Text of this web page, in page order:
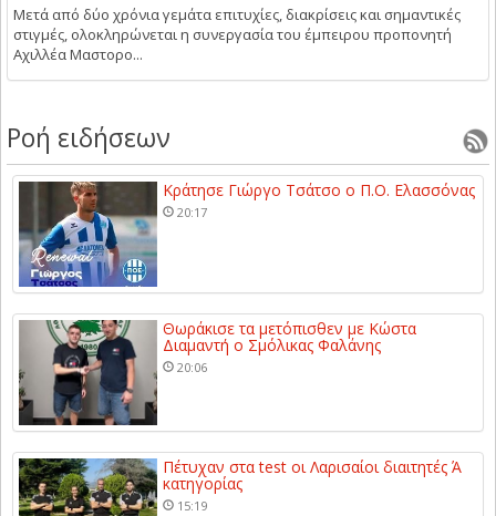
Μετά από δύο χρόνια γεμάτα επιτυχίες, διακρίσεις και σημαντικές
στιγμές, ολοκληρώνεται η συνεργασία του έμπειρου προπονητή
Αχιλλέα Μαστορο...
Ροή ειδήσεων
Κράτησε Γιώργο Τσάτσο ο Π.Ο. Ελασσόνας
20:17
Θωράκισε τα μετόπισθεν με Κώστα
Διαμαντή ο Σμόλικας Φαλάνης
20:06
Πέτυχαν στα test οι Λαρισαίοι διαιτητές Ά
κατηγορίας
15:19